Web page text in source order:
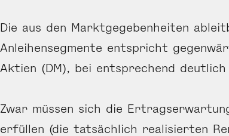
Die aus den Marktgegebenheiten
Anleihen­segmente entspricht
Aktien (DM), bei entsprechend
Zwar müssen sich die
erfüllen (die tatsächlich realisierten